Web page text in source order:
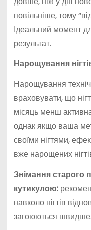
повільніше, тому
Ідеальний момент
результат.
Нарощування
Нарощування
враховувати, що
місяць менш
однак якщо ваша
своїми нігтями,
вже нарощених
Знімання старого
кутикулою:
навколо нігтів
загоюються швидше.